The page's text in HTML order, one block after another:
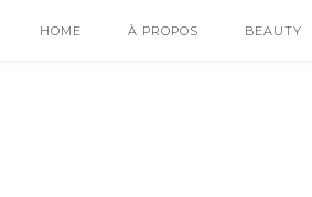
HOME À PROPOS BEAUTY